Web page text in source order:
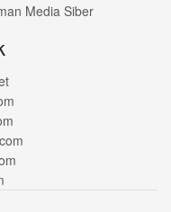
Media Siber